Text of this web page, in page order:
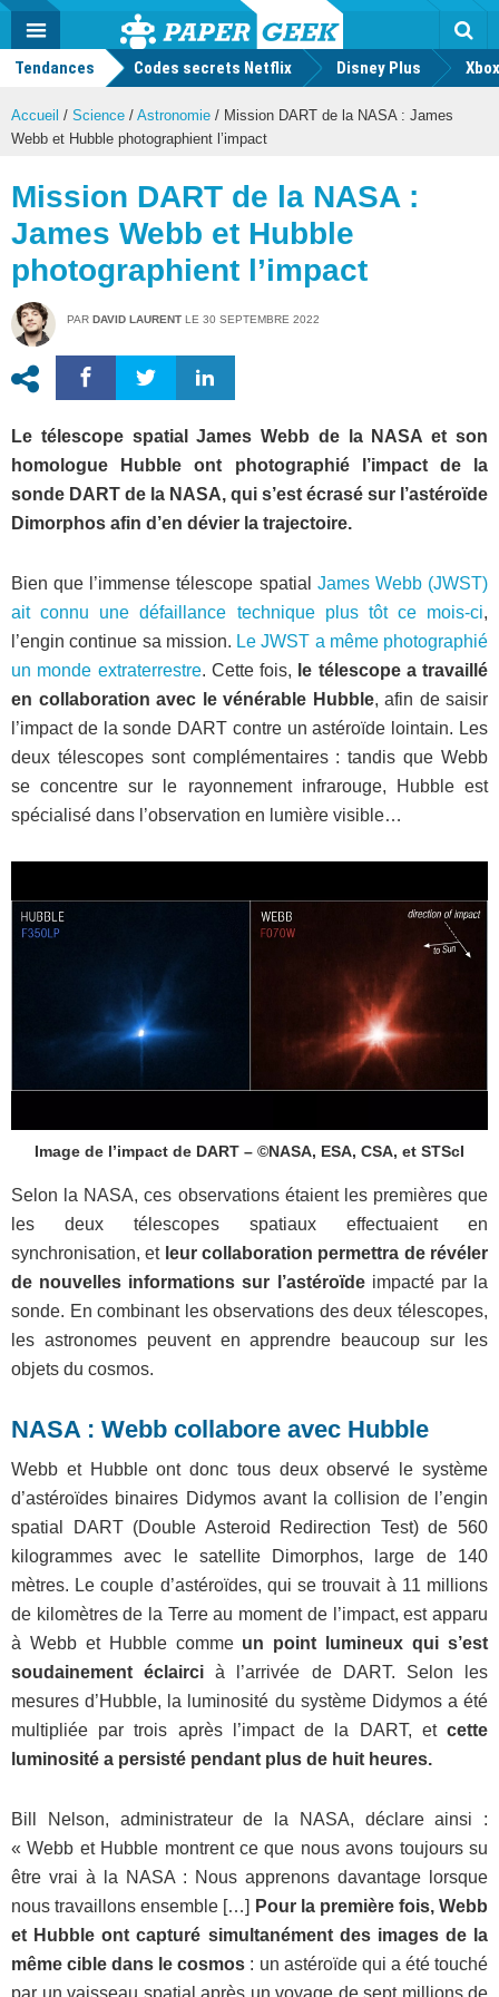
Actu
geek
MENU
Tendances Codes secrets Netflix Disney Plus
Accueil / Science / Astronomie / Mission DART de la NASA : James
Webb et Hubble photographient l’impact
Mission DART de la NASA :
James Webb et Hubble
photographient l’impact
PAR DAVID LAURENT LE 30 SEPTEMBRE 2022
Le télescope spatial James Webb de la NASA et son
homologue Hubble ont photographié l’impact de la
sonde DART de la NASA, qui s’est écrasé sur l’astéroïde
Dimorphos afin d’en dévier la trajectoire.
Bien que l’immense télescope spatial James Webb (JWST)
ait connu une défaillance technique plus tôt ce mois-ci,
l’engin continue sa mission. Le JWST a même photographié
un monde extraterrestre. Cette fois, le télescope a travaillé
en collaboration avec le vénérable Hubble, afin de saisir
l’impact de la sonde DART contre un astéroïde lointain. Les
deux télescopes sont complémentaires : tandis que Webb
se concentre sur le rayonnement infrarouge, Hubble est
spécialisé dans l’observation en lumière visible…
Image de l’impact de DART – ©NASA, ESA, CSA, et STScI
Selon la NASA, ces observations étaient les premières que
les deux télescopes spatiaux effectuaient en
synchronisation, etleur collaboration permettra de révéler
de nouvelles informations sur l’astéroïdeimpacté par la
sonde. En combinant les observations des deux télescopes,
les astronomes peuvent en apprendre beaucoup sur les
objets du cosmos.
NASA : Webb collabore avec Hubble
Webb et Hubble ont donc tous deux observé le système
d’astéroïdes binaires Didymos avant la collision de l’engin
spatial DART (Double Asteroid Redirection Test) de 560
kilogrammes avec le satellite Dimorphos, large de 140
mètres. Le couple d’astéroïdes, qui se trouvait à 11 millions
de kilomètres de la Terre au moment de l’impact, est apparu
à Webb et Hubble comme un point lumineux qui s’est
soudainement éclairci à l’arrivée de DART. Selon les
mesures d’Hubble, la luminosité du système Didymos a été
multipliée par trois après l’impact de la DART, et cette
luminosité a persisté pendant plus de huit heures.
Bill Nelson, administrateur de la NASA, déclare ainsi :
« Webb et Hubble montrent ce que nous avons toujours su
être vrai à la NASA : Nous apprenons davantage lorsque
nous travaillons ensemble […] Pour la première fois, Webb
et Hubble ont capturé simultanément des images de la
même cible dans le cosmos : un astéroïde qui a été touché
par un vaisseau spatial après un voyage de sept millions de
Mode
FacebookTwitter Youtube